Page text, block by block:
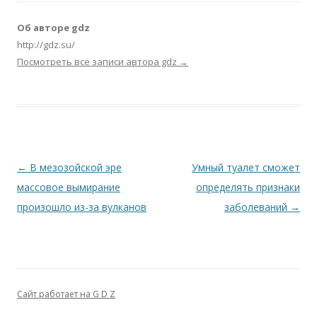
Об авторе gdz
http://gdz.su/
Посмотреть все записи автора gdz →
Навигация по записям
← В мезозойской эре
массовое вымирание
произошло из-за вулканов
Умный туалет сможет
определять признаки
заболеваний →
Сайт работает на G D Z